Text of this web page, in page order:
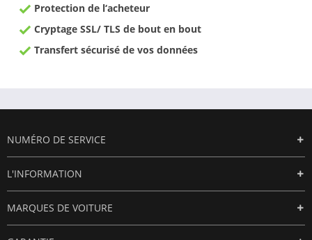
Protection de l‘acheteur
Cryptage SSL/ TLS de bout en bout
Transfert sécurisé de vos données
NUMÉRO DE SERVICE
L'INFORMATION
MARQUES DE VOITURE